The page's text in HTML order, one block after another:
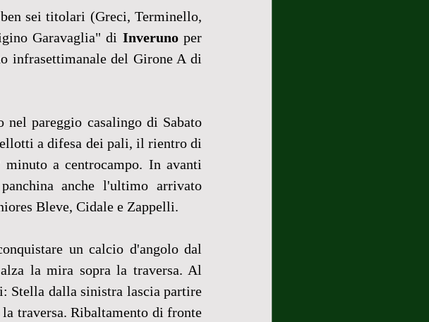
sei titolari (Greci, Terminello,
Garavaglia" di Inveruno per
infrasettimanale del Girone A di
pareggio casalingo di Sabato
a difesa dei pali, il rientro di
a centrocampo. In avanti
anche l'ultimo arrivato
Bleve, Cidale e Zappelli.
un calcio d'angolo dal
la mira sopra la traversa. Al
Stella dalla sinistra lascia partire
traversa. Ribaltamento di fronte